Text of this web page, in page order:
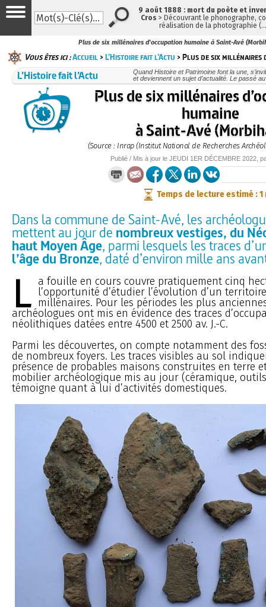
Plus de six millénaires d'occupation humaine à Saint-Avé
Vous êtes ici :Accueil >L’Histoire fait l’Actu > Plus de six millénaires
L’Histoire fait l’Actu
Quand Histoire et Patrimoine font la une,
et deviennent un sujet d’actualité. Le passé
Plus de six millénaires
humaine
à Saint-Avé
(Source : Inrap (Institut National de Recherches
Publié / Mis à jour leJEUDI 1ER DÉCEMBRE 2022 ,
Temps de lecture estimé : 1
Dans la commune de Saint-Avé, les
mettent au jour de nombreux vestiges, du
haut Moyen Âge, parmi lesquels les traces
l’âge du Bronze, daté d’environ mille ans
L a fouille en cours couvre pratiquement cinq
l’opportunité d’étudier l’évolution d’un
millénaires. Pour les périodes les plus
archéologues ont mis en évidence des traces
néolithiques datées entre 4500 et 2500 av. J.-C.
Parmi les découvertes, on compte notamment des
de nombreux foyers. Les traces visibles au sol
présence de probables maisons construites en terre
mobilier archéologique mis au jour (céramique,
témoigne quant à lui d’activités domestiques.
9 août 1888 : mort du poète et
Cros > Découvrant le phonographe,
réalisation de la photographie